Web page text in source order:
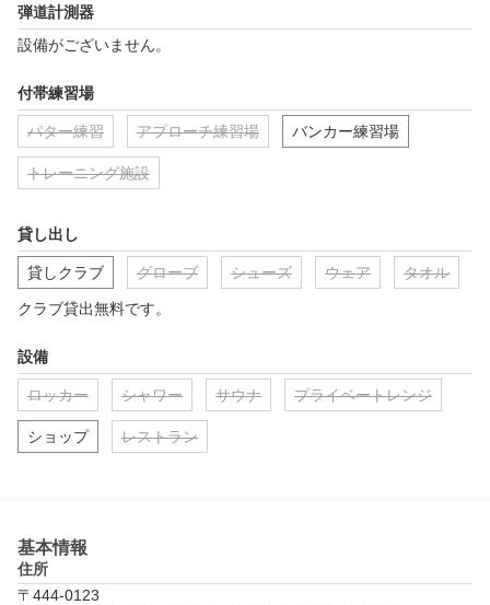
弾道計測器
設備がございません。
付帯練習場
パター練習 アプローチ練習場 バンカー練習場
トレーニング施設
貸し出し
貸しクラブ グローブ シューズ ウェア タオル
クラブ貸出無料です。
設備
ロッカー シャワー サウナ プライベートレンジ
ショップ レストラン
基本情報
住所
〒444-0123